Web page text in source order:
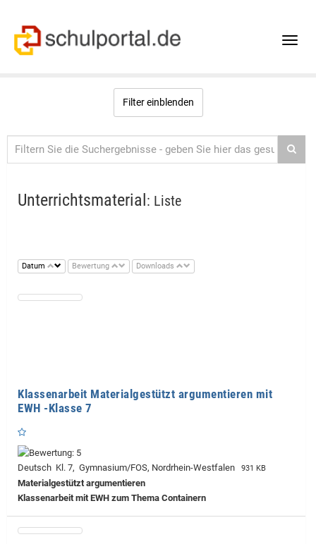
Toggle
Filter einblenden
Unterrichtsmaterial : Liste
Datum Bewertung Downloads
Klassenarbeit Materialgestützt argumentieren mit
EWH -Klasse 7
Deutsch Kl. 7, Gymnasium/FOS, Nordrhein-Westfalen 931 KB
Materialgestützt argumentieren
Klassenarbeit mit EWH zum Thema Containern